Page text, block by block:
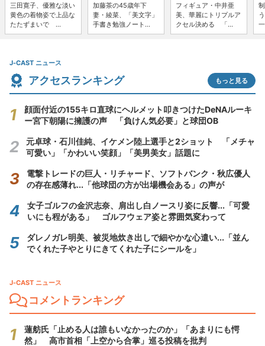
三田寛子、優雅な淡い
黄色の着物姿で上品な
たたずまいで ...
加藤茶の45歳年下
妻・綾菜、「美文字」
手書き勉強ノート...
フィギュア・中井亜
美、華麗にトリプルア
クセル決める 「...
J-CAST ニュース
アクセスランキング もっと見る
顔面付近の155キロ直球にヘルメット叩きつけたDeNAルーキ
ー宮下朝陽に擁護の声 「負けん気必要」と球団OB
元卓球・石川佳純、イケメン陸上選手と2ショット 「メチャ
可愛い」「かわいい笑顔」「美男美女」話題に
電撃トレードの巨人・リチャード、ソフトバンク・秋広優人
の存在感薄れ...「他球団の方が出場機会ある」の声が
女子ゴルフの金沢志奈、肩出し白ノースリ姿に反響...「可愛
いにも程がある」 ゴルフウェア姿と雰囲気変わって
ダレノガレ明美、被災地炊き出しで細やかな心遣い...「並ん
でくれた子やとりにきてくれた子にシールを」
J-CAST ニュース
コメントランキング
蓮舫氏「止める人は誰もいなかったのか」「あまりにも愕
然」 高市首相「上空から合掌」巡る投稿を批判